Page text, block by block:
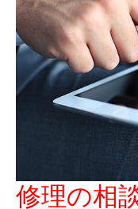
修理の相